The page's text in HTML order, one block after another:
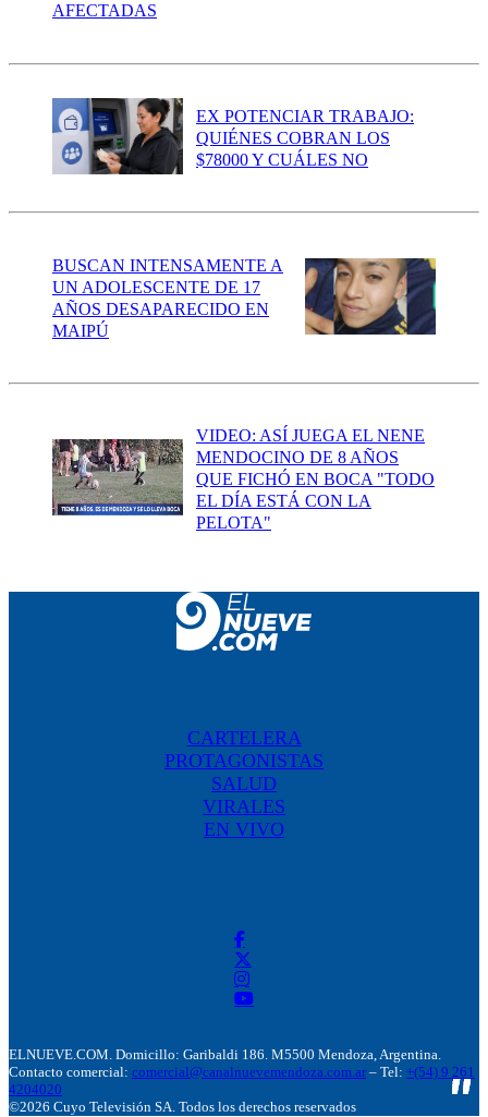
AFECTADAS
EX POTENCIAR TRABAJO:
QUIÉNES COBRAN LOS
$78000 Y CUÁLES NO
BUSCAN INTENSAMENTE A
UN ADOLESCENTE DE 17
AÑOS DESAPARECIDO EN
MAIPÚ
VIDEO: ASÍ JUEGA EL NENE
MENDOCINO DE 8 AÑOS
QUE FICHÓ EN BOCA "TODO
EL DÍA ESTÁ CON LA
PELOTA"
CARTELERA
PROTAGONISTAS
SALUD
VIRALES
EN VIVO
ELNUEVE.COM. Domicillo: Garibaldi 186. M5500 Mendoza, Argentina.
Contacto comercial: comercial@canalnuevemendoza.com.ar – Tel: +(54) 9 261
4204020
©2026 Cuyo Televisión SA. Todos los derechos reservados